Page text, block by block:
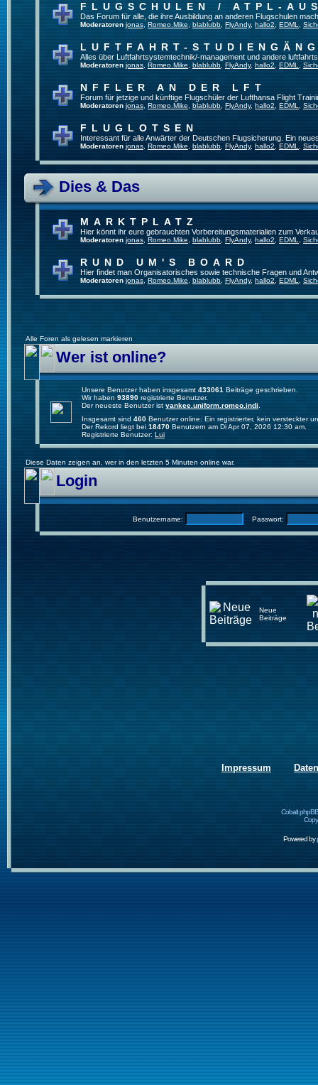
FLUGSCHULEN / ATPL-
Das Forum für alle, die ihre Ausbildung an anderen Flugschulen
Moderatoren jonas Romeo.Mike blablubb FlyAndy, hallo2 EDML
LUFTFAHRT-
Alles über Luftfahrtsystemtechnik/-management und andere
Moderatoren jonas Romeo.Mike blablubb FlyAndy, hallo2 EDML
NFFLER AN DER LFT
Forum für jetzige und künftige Flugschüler der Lufthansa Flight
Moderatoren jonas Romeo.Mike blablubb FlyAndy, hallo2 EDML
FLUGLOTSEN
Interessant für alle Anwärter der Deutschen Flugsicherung. Ein
Moderatoren jonas Romeo.Mike blablubb FlyAndy, hallo2 EDML
Dies & Das
MARKTPLATZ
Hier könnt ihr eure gebrauchten Vorbereitungsmaterialien zum
Moderatoren jonas Romeo.Mike blablubb FlyAndy, hallo2 EDML
RUND UM'S BOARD
Hier findet man Organisatorisches sowie technische Fragen und
Moderatoren jonas Romeo.Mike blablubb FlyAndy, hallo2 EDML
Alle Foren als gelesen markieren
Wer ist online?
Unsere Benutzer haben insgesamt 433061 Beiträge geschrieben.
Wir haben 93890 registrierte Benutzer.
Der neueste Benutzer ist yankee.uniform.romeo.indi
Insgesamt sind 460 Benutzer online: Ein registrierter, kein versteckter
Der Rekord liegt bei 18470 Benutzern am Di Apr 07, 2026 12:30 am.
Registrierte Benutzer: Lui
Diese Daten zeigen an, wer in den letzten 5 Minuten online war.
Login
Benutzername: Passwort:
Neue
Beiträge
Impressum
Cobalt
Powered by